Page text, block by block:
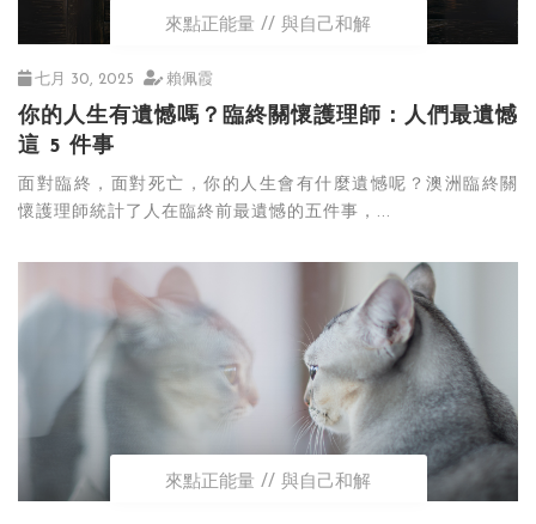
來點正能量 與自己和解
七月 30, 2025 賴佩霞
你的人生有遺憾嗎？臨終關懷護理師：人們最遺憾
這 5 件事
面對臨終，面對死亡，你的人生會有什麼遺憾呢？澳洲臨終關
懷護理師統計了人在臨終前最遺憾的五件事，...
來點正能量 與自己和解